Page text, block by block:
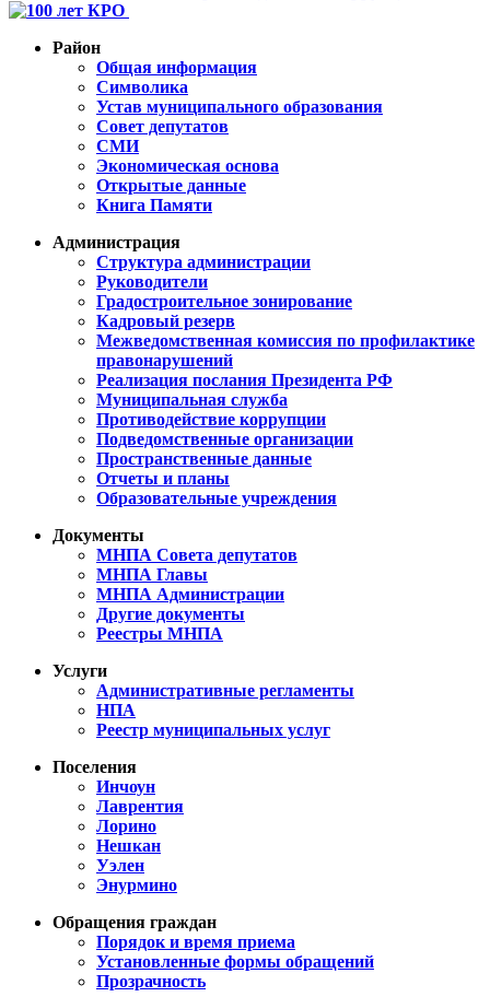
Район
Общая информация
Символика
Устав муниципального образования
Совет депутатов
СМИ
Экономическая основа
Открытые данные
Книга Памяти
Администрация
Структура администрации
Руководители
Градостроительное зонирование
Кадровый резерв
Межведомственная комиссия по профилактике
правонарушений
Реализация послания Президента РФ
Муниципальная служба
Противодействие коррупции
Подведомственные организации
Пространственные данные
Отчеты и планы
Образовательные учреждения
Документы
МНПА Совета депутатов
МНПА Главы
МНПА Администрации
Другие документы
Реестры МНПА
Услуги
Административные регламенты
НПА
Реестр муниципальных услуг
Поселения
Инчоун
Лаврентия
Лорино
Нешкан
Уэлен
Энурмино
Обращения граждан
Порядок и время приема
Установленные формы обращений
Прозрачность